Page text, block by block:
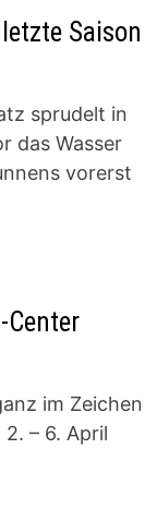
Saison
sprudelt in
das Wasser
vorerst
Center
im Zeichen
– 6. April